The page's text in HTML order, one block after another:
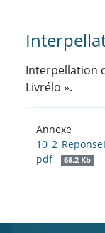
Interpellation
Livrélo ».
Annexe
pdf
68.2 Kb